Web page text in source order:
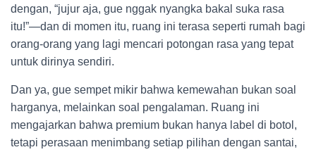
dengan, “jujur aja, gue nggak nyangka bakal suka rasa
itu!”—dan di momen itu, ruang ini terasa seperti rumah bagi
orang-orang yang lagi mencari potongan rasa yang tepat
untuk dirinya sendiri.
Dan ya, gue sempet mikir bahwa kemewahan bukan soal
harganya, melainkan soal pengalaman. Ruang ini
mengajarkan bahwa premium bukan hanya label di botol,
tetapi perasaan menimbang setiap pilihan dengan santai,